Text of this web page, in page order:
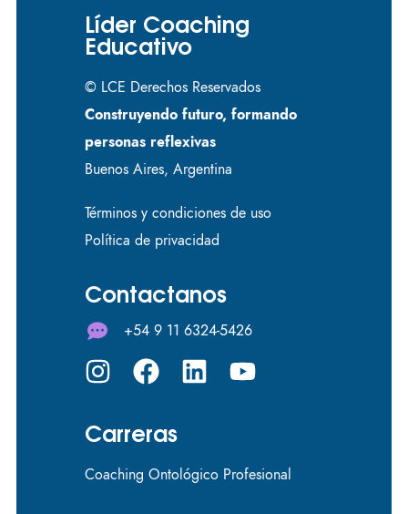
Líder Coaching
Educativo
© LCE Derechos Reservados
Construyendo futuro, formando
personas reflexivas
Buenos Aires, Argentina
Términos y condiciones de uso
Política de privacidad
Contactanos
+54 9 11 6324-5426
Carreras
Coaching Ontológico Profesional